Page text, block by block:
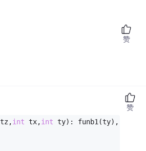
赞
tz,int tx,int ty): funb1(ty),
赞